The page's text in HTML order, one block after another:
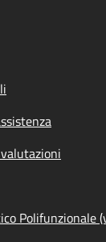
Polifunzionale